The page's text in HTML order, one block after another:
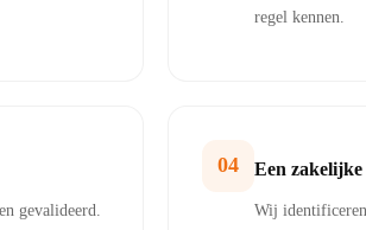
regel kennen.
gevalideerd.
04 Een zakelijke
Wij